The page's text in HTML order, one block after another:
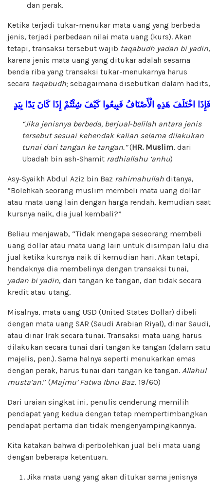
dan perak.
Ketika terjadi tukar-menukar mata uang yang berbeda
jenis, terjadi perbedaan nilai mata uang (kurs). Akan
tetapi, transaksi tersebut wajib taqabudh yadan bi yadin,
karena jenis mata uang yang ditukar adalah sesama
benda riba yang transaksi tukar-menukarnya harus
secara taqabudh; sebagaimana disebutkan dalam hadits,
فَإِذَا اخْتَلَفَ هَذِهِ الْأَصْنَافُ فَبِيعُوا كَيْفَ شِئْتُمْ إِذَا كَانَ يَدًا بِيَدٍ
“Jika jenisnya berbeda, berjual-belilah antara jenis
tersebut sesuai kehendak kalian selama dilakukan
tunai dari tangan ke tangan.”(HR. Muslim, dari
Ubadah bin ash-Shamit radhiallahu ‘anhu)
Asy-Syaikh Abdul Aziz bin Baz rahimahullah ditanya,
“Bolehkah seorang muslim membeli mata uang dollar
atau mata uang lain dengan harga rendah, kemudian saat
kursnya naik, dia jual kembali?”
Beliau menjawab, “Tidak mengapa seseorang membeli
uang dollar atau mata uang lain untuk disimpan lalu dia
jual ketika kursnya naik di kemudian hari. Akan tetapi,
hendaknya dia membelinya dengan transaksi tunai,
yadan bi yadin, dari tangan ke tangan, dan tidak secara
kredit atau utang.
Misalnya, mata uang USD (United States Dollar) dibeli
dengan mata uang SAR (Saudi Arabian Riyal), dinar Saudi,
atau dinar Irak secara tunai. Transaksi mata uang harus
dilakukan secara tunai dari tangan ke tangan (dalam satu
majelis, pen.). Sama halnya seperti menukarkan emas
dengan perak, harus tunai dari tangan ke tangan. Allahul
musta’an.” (Majmu’ Fatwa Ibnu Baz, 19/60)
Dari uraian singkat ini, penulis cenderung memilih
pendapat yang kedua dengan tetap mempertimbangkan
pendapat pertama dan tidak mengenyampingkannya.
Kita katakan bahwa diperbolehkan jual beli mata uang
dengan beberapa ketentuan.
Jika mata uang yang akan ditukar sama jenisnya